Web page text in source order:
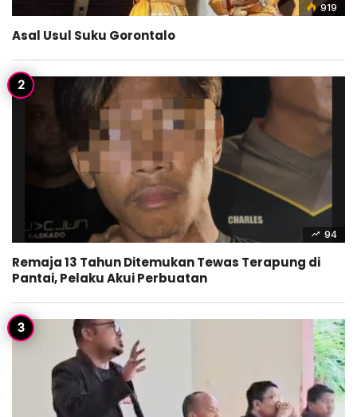
919
Asal Usul Suku Gorontalo
94
Remaja 13 Tahun Ditemukan Tewas Terapung di
Pantai, Pelaku Akui Perbuatan